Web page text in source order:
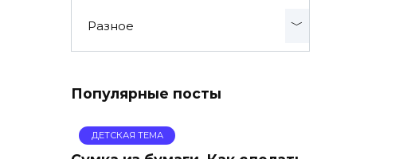
Разное
Популярные посты
ДЕТСКАЯ ТЕМА